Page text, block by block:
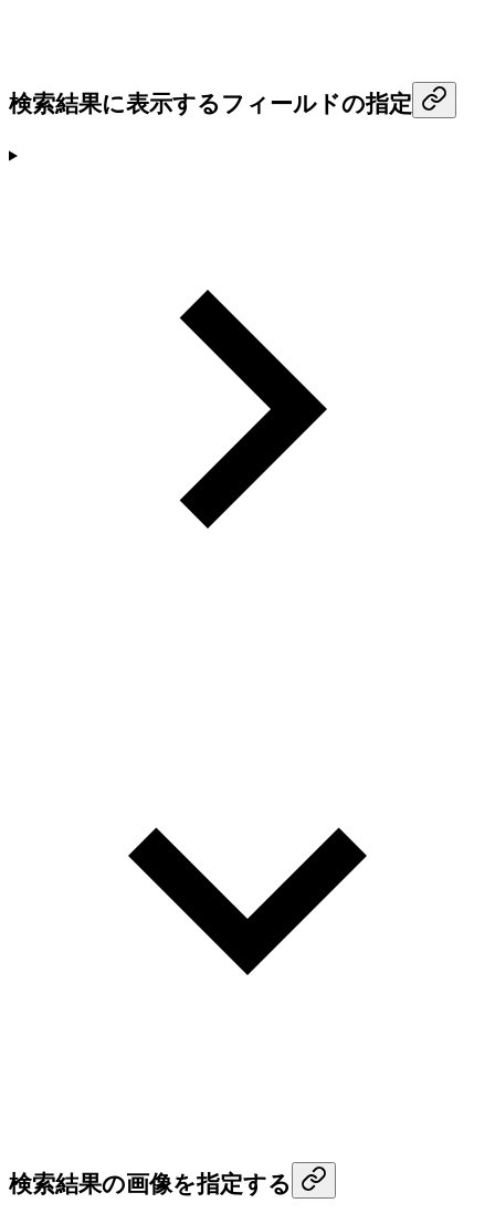
検索結果に表示するフィールドの指定
検索結果の画像を指定する